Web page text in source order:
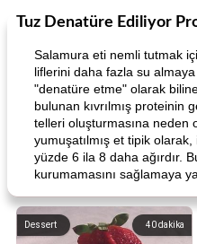
Tuz Denatüre Ediliyor
Salamura eti nemli tutmak
liflerini daha fazla su
"denatüre etme" olarak
bulunan kıvrılmış proteinin
telleri oluşturmasına neden
yumuşatılmış et tipik
yüzde 6 ila 8 daha ağırdır.
kurumamasını sağlamaya
40dakika
Dessert